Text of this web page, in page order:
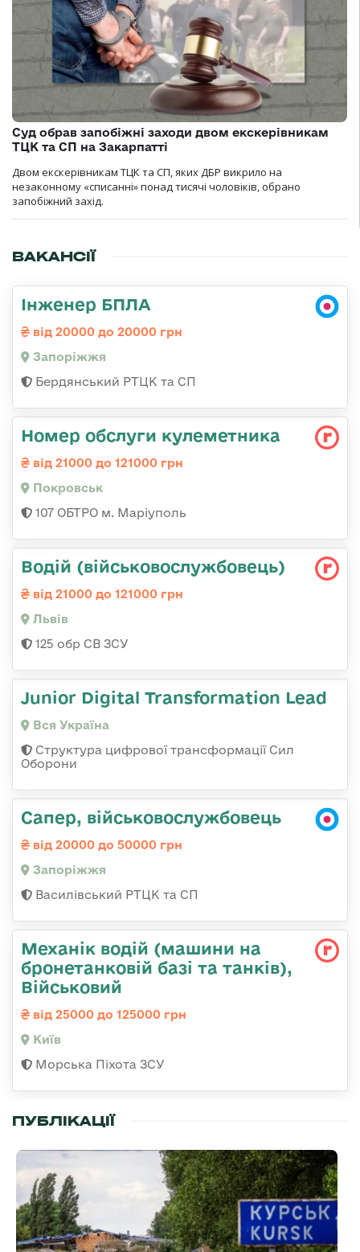
Суд обрав запобіжні заходи двом екскерівникам
ТЦК та СП на Закарпатті
Двом екскерівникам ТЦК та СП, яких ДБР викрило на
незаконному «списанні» понад тисячі чоловіків, обрано
запобіжний захід.
ВАКАНСІЇ
Інженер БПЛА
від 20000 до 20000 грн
Запоріжжя
Бердянський РТЦК та СП
Номер обслуги кулеметника
від 21000 до 121000 грн
Покровськ
107 ОБТРО м. Маріуполь
Водій (військовослужбовець)
від 21000 до 121000 грн
Львів
125 обр СВ ЗСУ
Junior Digital Transformation Lead
Вся Україна
Структура цифрової трансформації Сил
Оборони
Сапер, військовослужбовець
від 20000 до 50000 грн
Запоріжжя
Василівський РТЦК та СП
Механік водій (машини на
бронетанковій базі та танків),
Військовий
від 25000 до 125000 грн
Київ
Морська Піхота ЗСУ
ПУБЛІКАЦІЇ